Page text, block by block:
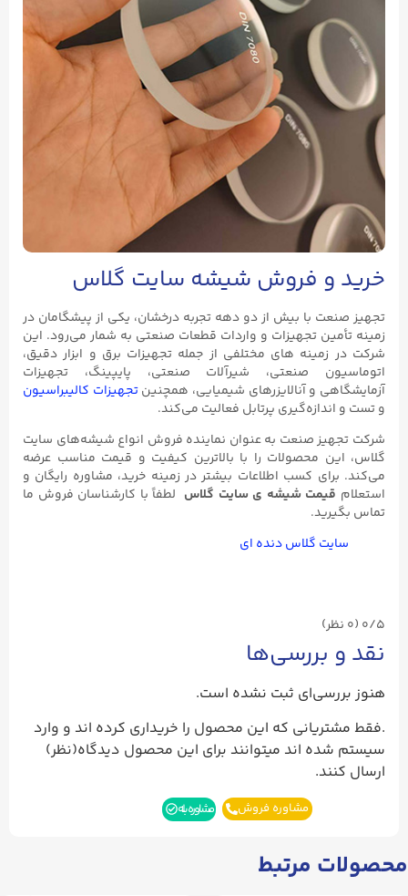
خرید و فروش شیشه سایت گلاس
تجهیز صنعت با بیش از دو دهه تجربه درخشان، یکی از پیشگامان در
زمینه تأمین تجهیزات و واردات قطعات صنعتی به شمار می‌رود. این
شرکت در زمینه های مختلفی از جمله تجهیزات برق و ابزار دقیق،
اتوماسیون صنعتی، شیرآلات صنعتی، پایپینگ، تجهیزات
آزمایشگاهی و آنالایزرهای شیمیایی، همچنینتجهیزات کالیبراسیون
و تست و اندازه‌گیری پرتابل فعالیت می‌کند.
شرکت تجهیز صنعت به عنوان نماینده فروش انواع شیشه‌های سایت
گلاس، این محصولات را با بالاترین کیفیت و قیمت مناسب عرضه
می‌کند. برای کسب اطلاعات بیشتر در زمینه خرید، مشاوره رایگان و
استعلام قیمت شیشه‌ ی سایت گلاس لطفاً با کارشناسان فروش ما
تماس بگیرید.
سایت گلاس دنده ای
0/5 (۰ نظر)
نقد و بررسی‌ها
هنوز بررسی‌ای ثبت نشده است.
.فقط مشتریانی که این محصول را خریداری کرده اند و وارد
سیستم شده اند میتوانند برای این محصول دیدگاه(نظر)
ارسال کنند.
مشاوره فروش مشاوره بله
محصولات مرتبط